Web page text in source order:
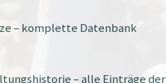
– komplette Datenbank
– alle Einträge der